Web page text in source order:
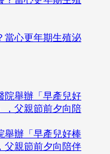
當心更年期生殖泌
舉辦「早產兒好棒
父親節前夕向陪伴